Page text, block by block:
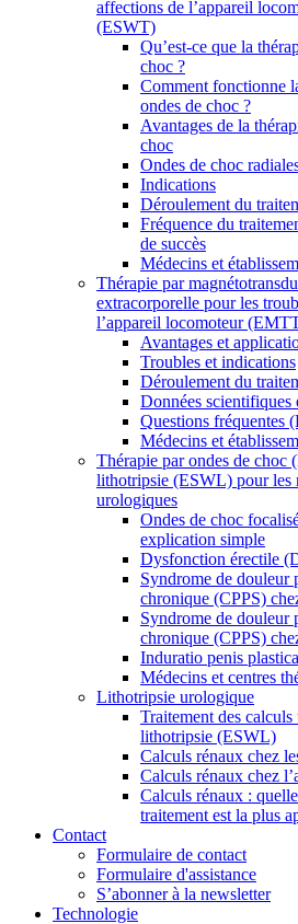
affections de l’appareil
(ESWT)
Qu’est-ce que la
choc ?
Comment fonctionne
ondes de choc ?
Avantages de la
choc
Ondes de choc
Indications
Déroulement du
Fréquence du
de succès
Médecins et
Thérapie par
extracorporelle pour les
l’appareil locomoteur
Avantages et
Troubles et indications
Déroulement du
Données scientifiques
Questions fréquentes
Médecins et
Thérapie par ondes de choc
lithotripsie (ESWL) pour les
urologiques
Ondes de choc
explication simple
Dysfonction érectile
Syndrome de douleur
chronique (CPPS)
Syndrome de douleur
chronique (CPPS)
Induratio penis
Médecins et centres
Lithotripsie urologique
Traitement des
lithotripsie (ESWL)
Calculs rénaux chez
Calculs rénaux chez
Calculs rénaux :
traitement est la plus
Contact
Formulaire de contact
Formulaire d'assistance
S’abonner à la newsletter
Technologie